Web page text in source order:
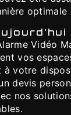
optimale
Vidéo
vos
votre
devis
nos